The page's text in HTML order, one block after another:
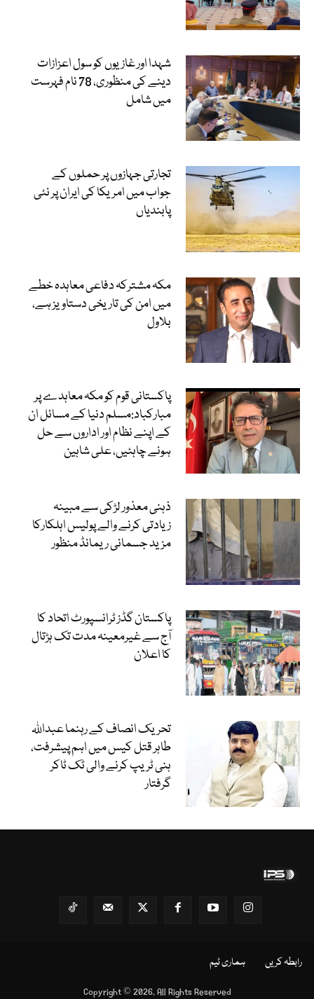
شہدا اور غازیوں کو سول اعزازات
دینے کی منظوری، 78 نام فہرست
میں شامل
تجارتی جہازوں پر حملوں کے
جواب میں امریکا کی ایران پر نئی
پابندیاں
مکہ مشترکہ دفاعی معاہدہ خطے
میں امن کی تاریخی دستاویز ہے،
بلاول
پاکستانی قوم کو مکہ معاہدے پر
مبارکباد:مسلم دنیا کے مسائل ان
کے اپنے نظام اور اداروں سے حل
ہونے چاہئیں، علی شاہین
ذہنی معذور لڑکی سے مبینہ
زیادتی کرنے والے پولیس اہلکارکا
مزید جسمانی ریمانڈ منظور
پاکستان گڈز ٹرانسپورٹ اتحاد کا
آج سے غیرمعینہ مدت تک ہڑتال
کا اعلان
تحریک انصاف کے رہنما عبداللہ
طاہر قتل کیس میں اہم پیشرفت،
ہنی ٹریپ کرنے والی ٹک ٹاکر
گرفتار
Copyright © 2026, All Rights Reserved
رابطہ کریں ہماری ٹیم